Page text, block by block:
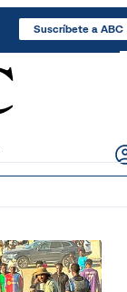
Suscríbete a ABC